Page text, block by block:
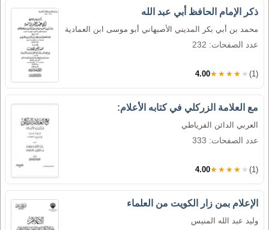
ذكر الإمام الحافظ أبي عبد الله
محمد بن أبي بكر المديني الأصبهاني أبو موسى ابن العمادية
عدد الصفحات: 232
4.00★★★★★ (1)
مع العلامة الزركلي في كتابه الأعلام:
العربي الدائن الفرياطي
عدد الصفحات: 333
4.00★★★★★ (1)
الإعلام بمن زار الكويت من العلماء
وليد عبد الله المنيس